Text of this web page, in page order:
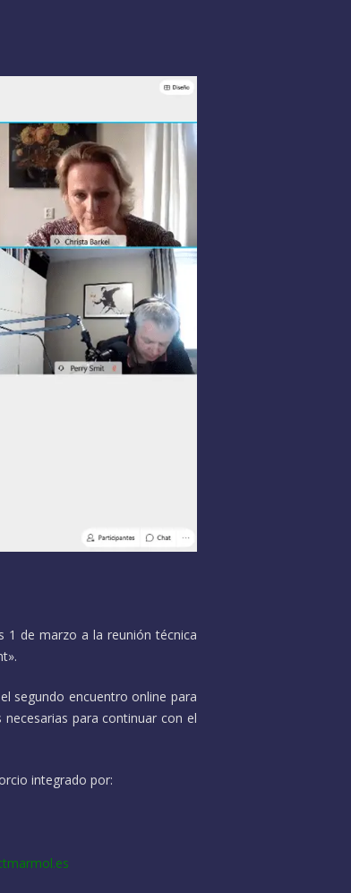
1 de marzo a la reunión técnica
segundo encuentro online para
para continuar con el
integrado por: